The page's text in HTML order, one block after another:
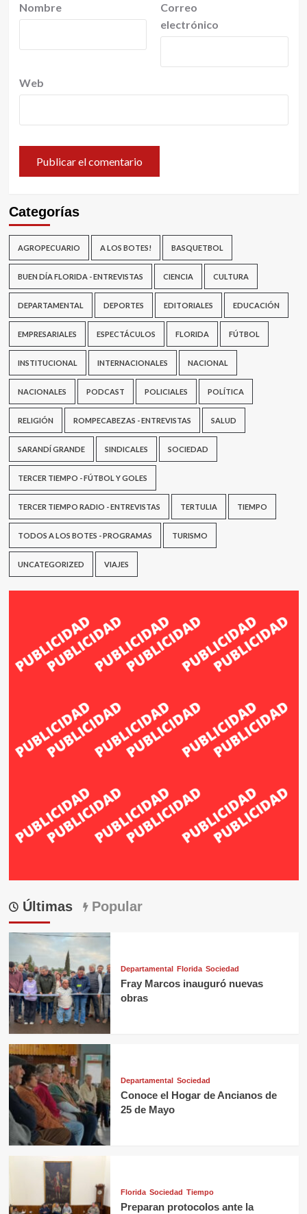
Nombre
Correo
electrónico
Web
Categorías
AGROPECUARIO A LOS BOTES! BASQUETBOL
BUEN DÍA FLORIDA - ENTREVISTAS CIENCIA CULTURA
DEPARTAMENTAL DEPORTES EDITORIALES EDUCACIÓN
EMPRESARIALES ESPECTÁCULOS FLORIDA FÚTBOL
INSTITUCIONAL INTERNACIONALES NACIONAL
NACIONALES PODCAST POLICIALES POLÍTICA
RELIGIÓN ROMPECABEZAS - ENTREVISTAS SALUD
SARANDÍ GRANDE SINDICALES SOCIEDAD
TERCER TIEMPO - FÚTBOL Y GOLES
TERCER TIEMPO RADIO - ENTREVISTAS TERTULIA TIEMPO
TODOS A LOS BOTES - PROGRAMAS TURISMO
UNCATEGORIZED VIAJES
Últimas Popular
Departamental Florida Sociedad
Fray Marcos inauguró nuevas
obras
Departamental Sociedad
Conoce el Hogar de Ancianos de
25 de Mayo
Florida Sociedad Tiempo
Preparan protocolos ante la